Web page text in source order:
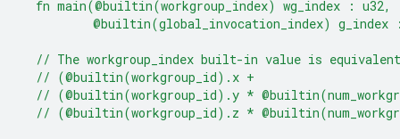
  fn main(@builtin(workgroup_index) wg_index : u32,
@builtin(global_invocation_index) g_index
// The workgroup_index built-in value is
  // (@builtin(workgroup_id).x +
// (@builtin(workgroup_id).y *
// (@builtin(workgroup_id).z *